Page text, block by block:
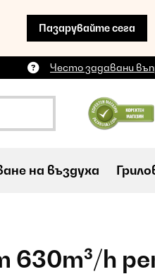
Пазарувайте сега
Често задавани
на въздуха
630m³/h